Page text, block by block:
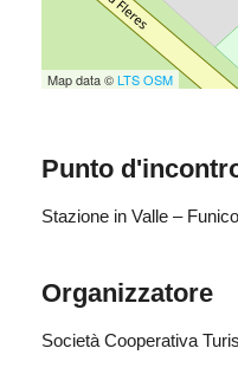
Map data ©LTSOSM
Punto
Stazione in Valle –
Organizzatore
Società Cooperativa